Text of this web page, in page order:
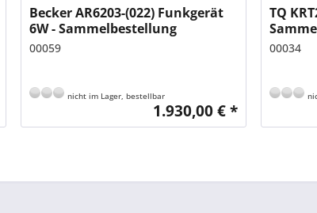
Becker AR6203-(022) Funkgerät
6W - Sammelbestellung
00059
nicht im Lager, bestellbar
1.930,00 € *
TQ
00034